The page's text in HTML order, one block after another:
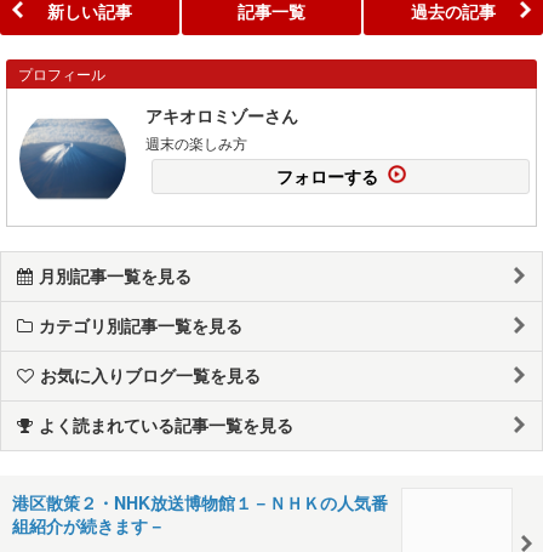
新しい記事 記事一覧 過去の記事
プロフィール
アキオロミゾーさん
週末の楽しみ方
フォローする
月別記事一覧を見る
カテゴリ別記事一覧を見る
お気に入りブログ一覧を見る
よく読まれている記事一覧を見る
港区散策２・NHK放送博物館１－ＮＨＫの人気番
組紹介が続きます－